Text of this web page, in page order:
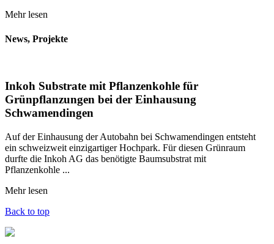
Mehr lesen
News, Projekte
Inkoh Substrate mit Pflanzenkohle für
Grünpflanzungen bei der Einhausung
Schwamendingen
Auf der Einhausung der Autobahn bei Schwamendingen entsteht
ein schweizweit einzigartiger Hochpark. Für diesen Grünraum
durfte die Inkoh AG das benötigte Baumsubstrat mit
Pflanzenkohle ...
Mehr lesen
Back to top